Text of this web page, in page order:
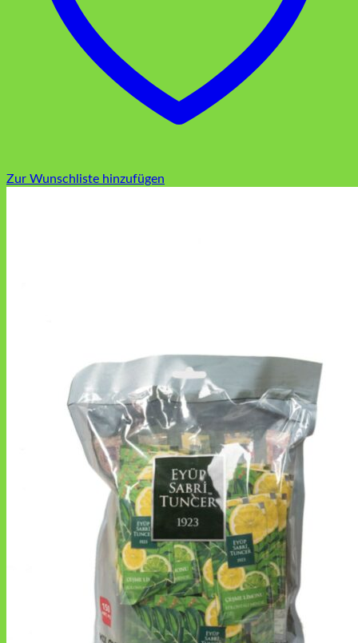
Zur Wunschliste hinzufügen